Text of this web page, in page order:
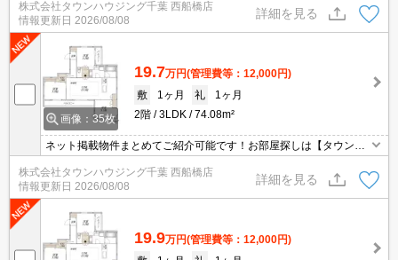
は事前にご相談ください。
株式会社タウンハウジング千葉 西船橋店
情報更新日 2026/08/08
詳細を見る
画像：35枚
19.7万円(管理費等：12,000円)
敷
1ヶ月 礼
1ヶ月
2階
3LDK 74.08m²
ネット掲載物件まとめてご紹介可能です！お部屋探しは【タウンハ
ウジング】にお任せください！※オンライン内見・現地待ち合わせ
は事前にご相談ください。
株式会社タウンハウジング千葉 西船橋店
情報更新日 2026/08/08
詳細を見る
19.9万円(管理費等：12,000円)